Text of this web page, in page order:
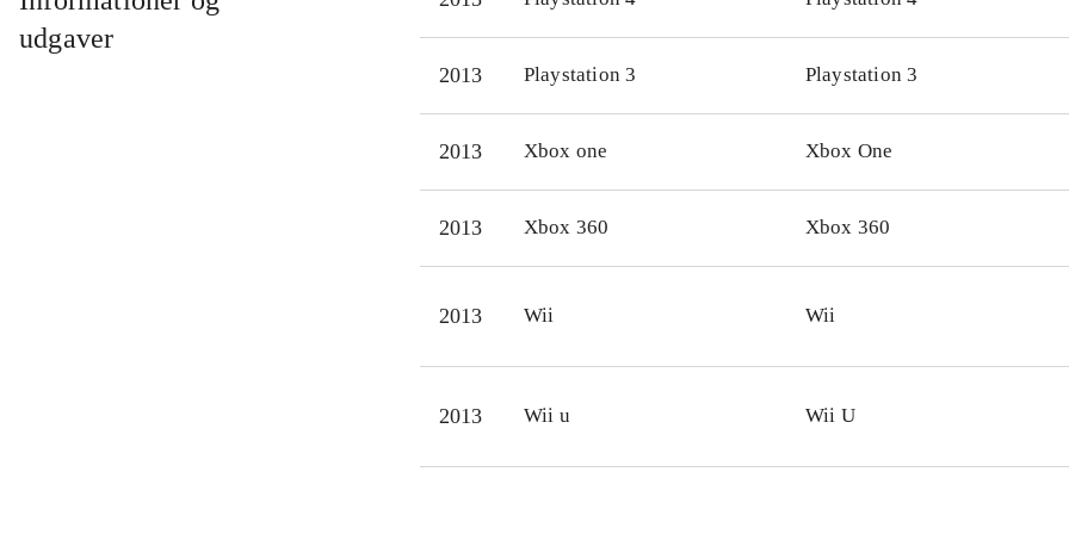
simpelt genial. Styringen fungerer bedst på Wii U. Både Wii og
Til Wii og Wii U findes også Angry birds trilogy som indeholder
originale baner plus "Rio" og "Seasons".
Angry birds er stadig et fantastisk underholdende koncept og
udgaver
2013 Playstation 3 Playstation 3
2013 Xbox one Xbox One
2013 Xbox 360 Xbox 360
2013 Wii Wii
2013 Wii u Wii U